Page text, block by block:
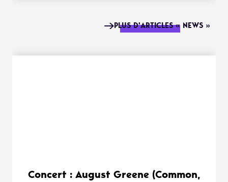
PLUS D'ARTICLES « NEWS »
Concert : August Greene (Common,